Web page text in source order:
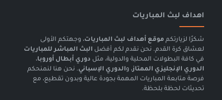
اهداف لبث المباريات
شكرًا لزيارتكم موقع أهداف لبث المباريات، وجهتكم الأولى
لعشاق كرة القدم. نحن نقدم لكم أفضل البث المباشر للمباريات
في كافة البطولات المحلية والدولية، مثل دوري أبطال أوروبا،
الدوري الإنجليزي الممتاز، والدوري الإسباني. نحن هنا لنمنحكم
فرصة متابعة المباريات المهمة بجودة عالية وبدون تقطيع، مع
تحديثات لحظة بلحظة.